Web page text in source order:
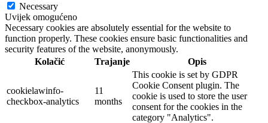
Necessary
Uvijek omogućeno
Necessary cookies are absolutely essential for the website to
function properly. These cookies ensure basic functionalities and
security features of the website, anonymously.
Kolačić
Trajanje Opis
cookielawinfo-
checkbox-analytics
11
months
This cookie is set by GDPR
Cookie Consent plugin. The
cookie is used to store the user
consent for the cookies in the
category "Analytics".